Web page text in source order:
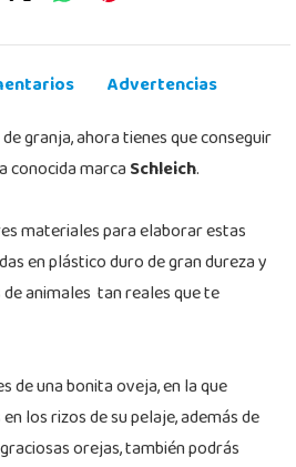
Advertencias
granja, ahora tienes que conseguir
conocida marcaSchleich.
materiales para elaborar estas
en plástico duro de gran dureza y
animales tan reales que te
de una bonita oveja, en la que
los rizos de su pelaje, además de
orejas, también podrás